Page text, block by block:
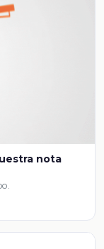
nota